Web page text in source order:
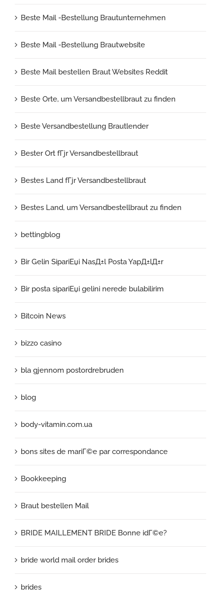
Beste Mail -Bestellung Brautunternehmen
Beste Mail -Bestellung Brautwebsite
Beste Mail bestellen Braut Websites Reddit
Beste Orte, um Versandbestellbraut zu finden
Beste Versandbestellung Brautlender
Bester Ort fГјr Versandbestellbraut
Bestes Land fГјr Versandbestellbraut
Bestes Land, um Versandbestellbraut zu finden
bettingblog
Bir Gelin SipariЕџi NasД±l Posta YapД±lД±r
Bir posta sipariЕџi gelini nerede bulabilirim
Bitcoin News
bizzo casino
bla gjennom postordrebruden
blog
body-vitamin.com.ua
bons sites de mariГ©e par correspondance
Bookkeeping
Braut bestellen Mail
BRIDE MAILLEMENT BRIDE Bonne idГ©e?
bride world mail order brides
brides